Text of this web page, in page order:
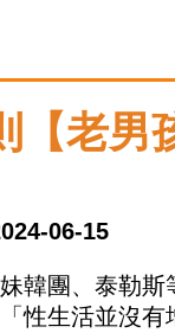
【老男
06-15
韓團、泰勒
性生活並沒